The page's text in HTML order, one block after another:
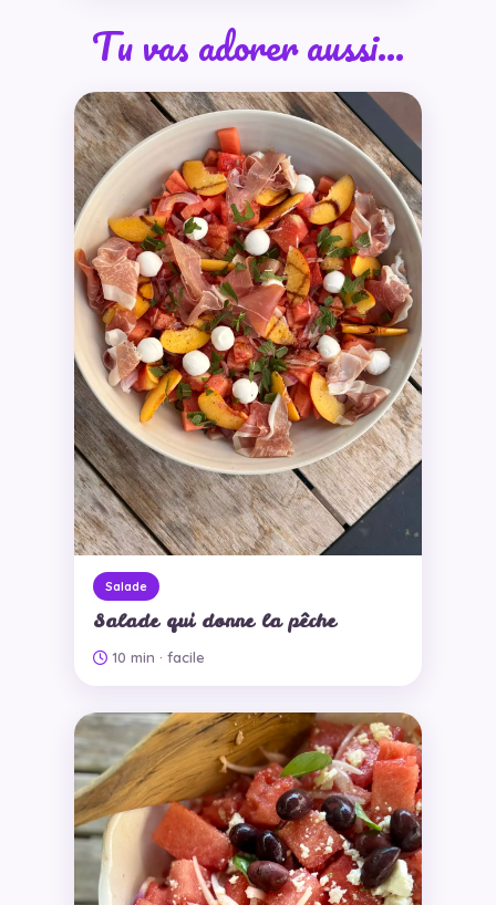
Tu vas adorer aussi…
Salade
Salade qui donne la pêche
10 min · facile